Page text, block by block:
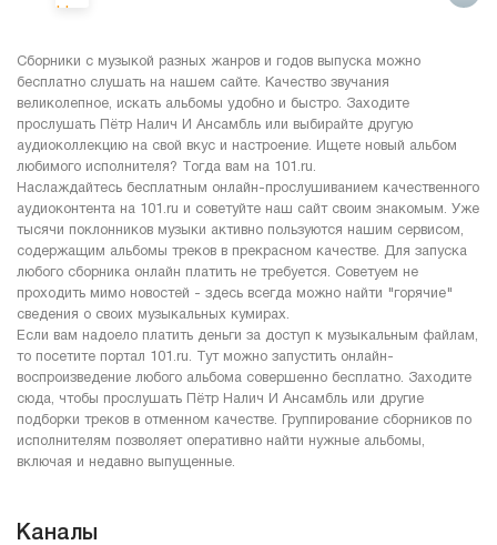
Сборники с музыкой разных жанров и годов выпуска можно
бесплатно слушать на нашем сайте. Качество звучания
великолепное, искать альбомы удобно и быстро. Заходите
прослушать Пётр Налич И Ансамбль или выбирайте другую
аудиоколлекцию на свой вкус и настроение. Ищете новый альбом
любимого исполнителя? Тогда вам на 101.ru.
Наслаждайтесь бесплатным онлайн-прослушиванием качественного
аудиоконтента на 101.ru и советуйте наш сайт своим знакомым. Уже
тысячи поклонников музыки активно пользуются нашим сервисом,
содержащим альбомы треков в прекрасном качестве. Для запуска
любого сборника онлайн платить не требуется. Советуем не
проходить мимо новостей - здесь всегда можно найти "горячие"
сведения о своих музыкальных кумирах.
Если вам надоело платить деньги за доступ к музыкальным файлам,
то посетите портал 101.ru. Тут можно запустить онлайн-
воспроизведение любого альбома совершенно бесплатно. Заходите
сюда, чтобы прослушать Пётр Налич И Ансамбль или другие
подборки треков в отменном качестве. Группирование сборников по
исполнителям позволяет оперативно найти нужные альбомы,
включая и недавно выпущенные.
Каналы